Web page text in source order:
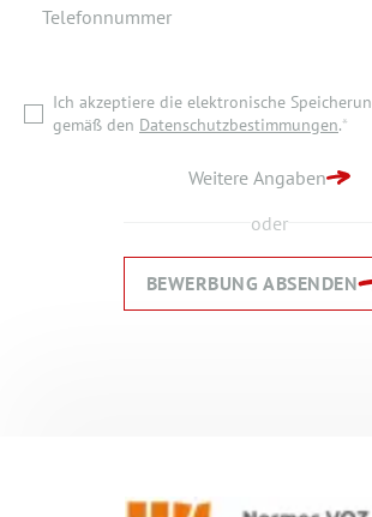
Telefonnummer
Ich akzeptiere die elektronische
gemäß den Datenschutzbestimmungen.*
Weitere Angaben
oder
BEWERBUNG ABSENDEN
Ich akzeptiere die elektronische
ZURÜCK ZUR